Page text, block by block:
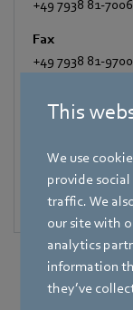
This
We use
provide
traffic. We
our site with
analytics
information
they’ve
+49 7938 81-7006
Fax
+49 7938 81-